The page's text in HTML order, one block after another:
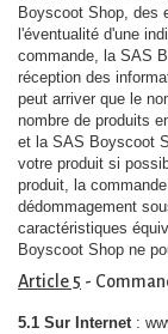
Boyscoot Shop, des
l'éventualité d'une
commande, la SAS
réception des
peut arriver que le
nombre de produits
et la SAS Boyscoot
votre produit si
produit, la
dédommagement
caractéristiques
Boyscoot Shop ne
Article 5 -
5.1 Sur Internet: